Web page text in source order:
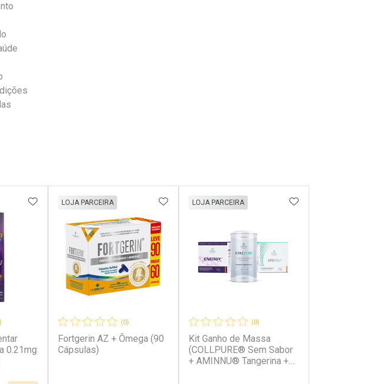
0.21mg
ADICIONAR AOS FAVORITOS
(0)
Fortgerin AZ + Ômega (90
Cápsulas)
LOJA PARCEIRA ADICIONAR AOS FAVORITOS
(0)
Kit Ganho de Massa
(COLLPURE® Sem Sabor
+ AMINNU® Tangerina +
LOJA PARCEIRA ADICIONAR AOS